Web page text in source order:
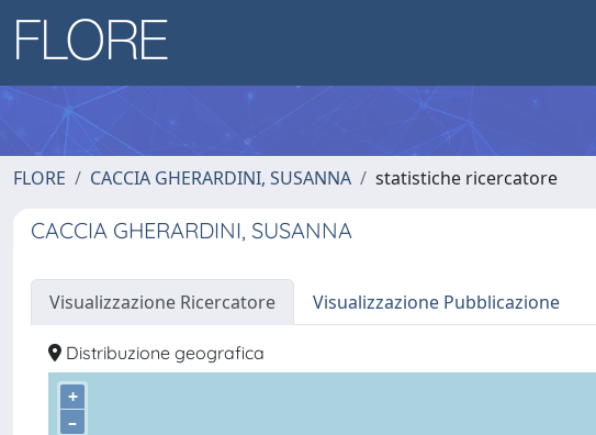
FLORE CACCIA GHERARDINI, SUSANNA statistiche ricercatore
CACCIA GHERARDINI, SUSANNA
Visualizzazione Ricercatore Visualizzazione Pubblicazione
Distribuzione geografica
+
–